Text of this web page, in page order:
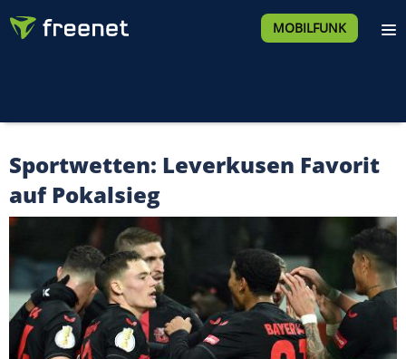
MOBILFUNK
Sportwetten: Leverkusen Favorit
auf Pokalsieg